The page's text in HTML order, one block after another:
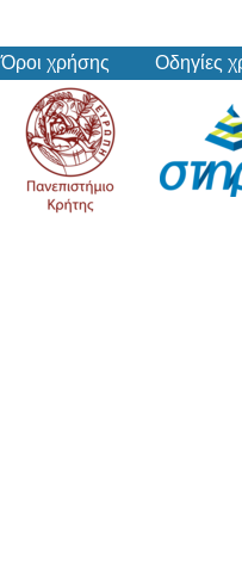
Όροι χρήσης Οδηγίες